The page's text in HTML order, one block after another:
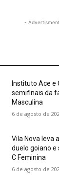
-
Instituto Ace e
semifinais da
Masculina
6 de agosto de
Vila Nova leva
duelo goiano e
C Feminina
6 de agosto de